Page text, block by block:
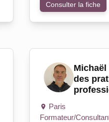
Consulter la fiche
des
Paris
Formateur/